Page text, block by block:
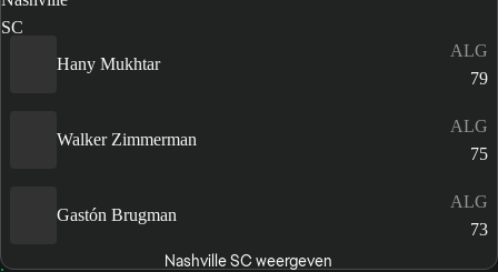
Hany Mukhtar
ALG
79
Walker Zimmerman
ALG
75
Gastón Brugman
ALG
73
Nashville SC weergeven